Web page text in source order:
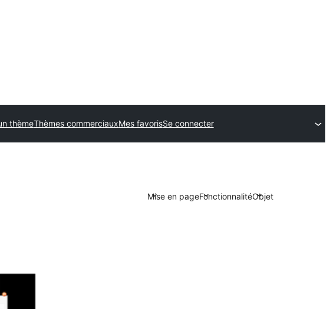
thèmeThèmes commerciauxMes favorisSe connecter
Mise en pageFonctionnalitéObjet